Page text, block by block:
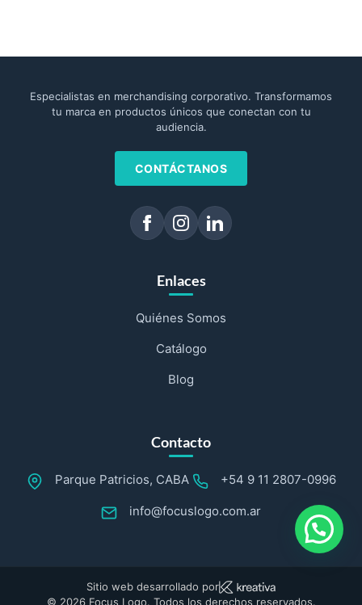
Especialistas en merchandising corporativo. Transformamos
tu marca en productos únicos que conectan con tu
audiencia.
CONTÁCTANOS
Enlaces
Quiénes Somos
Catálogo
Blog
Contacto
Parque Patricios, CABA +54 9 11 2807-0996
info@focuslogo.com.ar
© 2026 Focus Logo. Todos los derechos reservados.
Sitio web desarrollado por